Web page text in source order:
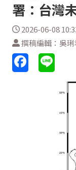
署：台灣
2026-06-08
撰稿編輯：吳琍